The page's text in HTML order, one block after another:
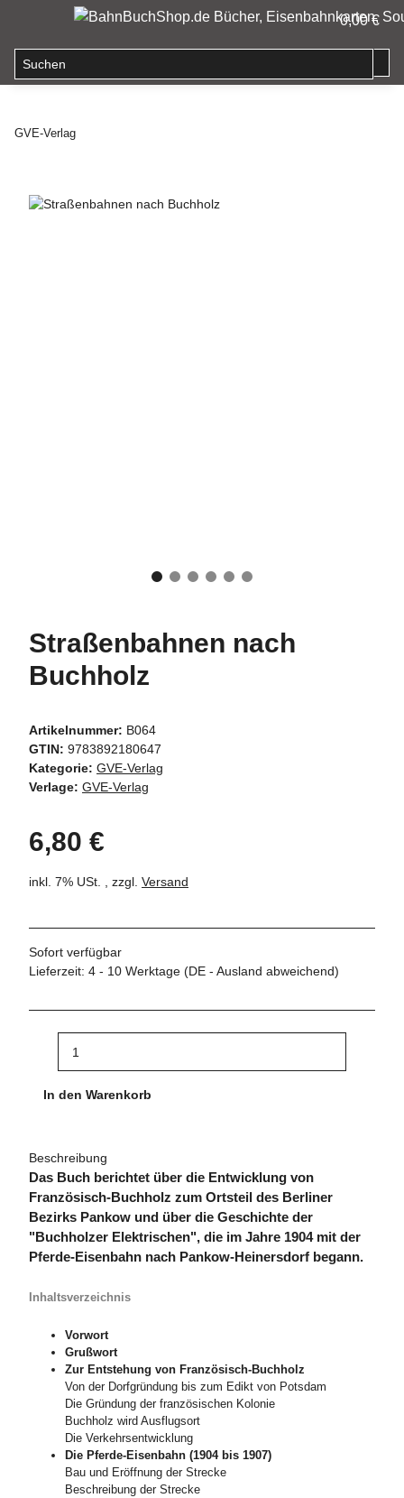
0,00 €
GVE-Verlag
Straßenbahnen nach
Buchholz
Artikelnummer: B064
GTIN: 9783892180647
Kategorie: GVE-Verlag
Verlage: GVE-Verlag
6,80 €
inkl. 7% USt. , zzgl. Versand
Sofort verfügbar
Lieferzeit: 4 - 10 Werktage (DE - Ausland abweichend)
In den Warenkorb
Beschreibung
Das Buch berichtet über die Entwicklung von
Französisch-Buchholz zum Ortsteil des Berliner
Bezirks Pankow und über die Geschichte der
"Buchholzer Elektrischen", die im Jahre 1904 mit der
Pferde-Eisenbahn nach Pankow-Heinersdorf begann.
Inhaltsverzeichnis
Vorwort
Grußwort
Zur Entstehung von Französisch-Buchholz
Von der Dorfgründung bis zum Edikt von Potsdam
Die Gründung der französischen Kolonie
Buchholz wird Ausflugsort
Die Verkehrsentwicklung
Die Pferde-Eisenbahn (1904 bis 1907)
Bau und Eröffnung der Strecke
Beschreibung der Strecke